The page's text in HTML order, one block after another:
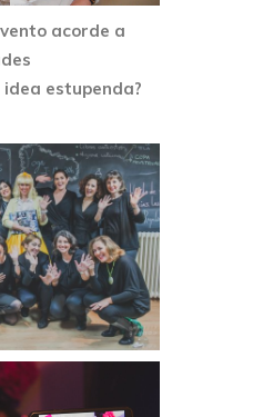
acorde a
estupenda?